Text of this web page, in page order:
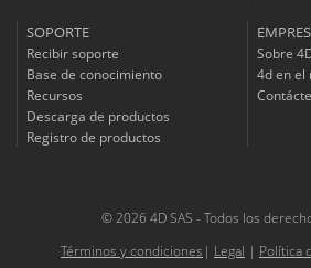
SOPORTE
Recibir soporte
Base de conocimiento
Recursos
Descarga de productos
Registro de productos
Sobre
4d en el
© 2026 4D SAS - Todos los
Términos y condiciones | Legal | Política